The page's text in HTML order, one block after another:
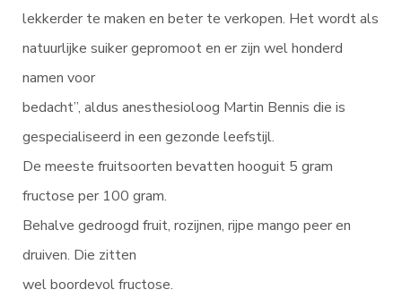
lekkerder te maken en beter te verkopen. Het wordt als
natuurlijke suiker gepromoot en er zijn wel honderd
namen voor
bedacht”, aldus anesthesioloog Martin Bennis die is
gespecialiseerd in een gezonde leefstijl.
De meeste fruitsoorten bevatten hooguit 5 gram
fructose per 100 gram.
Behalve gedroogd fruit, rozijnen, rijpe mango peer en
druiven. Die zitten
wel boordevol fructose.